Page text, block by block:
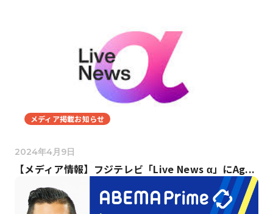
メディア掲載お知らせ
2024年4月9日
【メディア情報】フジテレビ「Live News α」にAg...